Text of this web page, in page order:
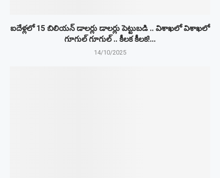
ఐదేళ్లలో 15 బిలియన్ డాలర్లు డాలర్లు పెట్టుబడి .. విశాఖలో విశాఖలో
గూగుల్ గూగుల్ .. కీలక కీలక!...
14/10/2025